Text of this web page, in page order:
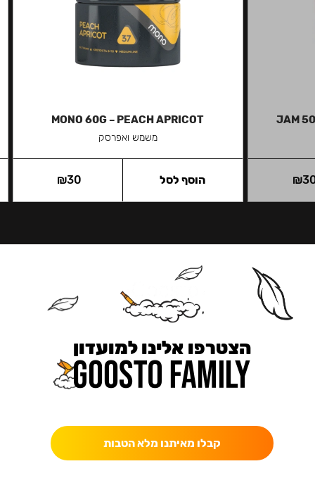
JAM
₪
MONO 60G – PEACH APRICOT
משמש ואפרסק
₪30 הוסף לסל
הצטרפו אלינו למועדון
קבלו מאיתנו מלא הטבות